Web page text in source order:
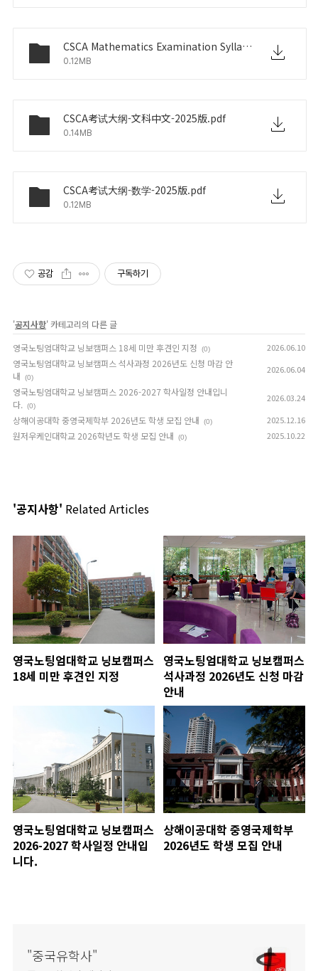
CSCA Mathematics Examination Syllabus-2025.pdf
0.12MB
CSCA考试大纲-文科中文-2025版.pdf
0.14MB
CSCA考试大纲-数学-2025版.pdf
0.12MB
공감 구독하기
'공지사항' 카테고리의 다른 글
영국노팅엄대학교 닝보캠퍼스 18세 미만 후견인 지정
(0) 2026.06.10
영국노팅엄대학교 닝보캠퍼스 석사과정 2026년도 신청 마감 안
내
(0)
2026.06.04
영국노팅엄대학교 닝보캠퍼스 2026-2027 학사일정 안내입니
다.
(0)
2026.03.24
상해이공대학 중영국제학부 2026년도 학생 모집 안내 (0) 2025.12.16
원저우케인대학교 2026학년도 학생 모집 안내 (0) 2025.10.22
'공지사항' Related Articles
영국노팅엄대학교 닝보캠퍼스
18세 미만 후견인 지정
영국노팅엄대학교 닝보캠퍼스
석사과정 2026년도 신청 마감
안내
영국노팅엄대학교 닝보캠퍼스
2026-2027 학사일정 안내입
니다.
상해이공대학 중영국제학부
2026년도 학생 모집 안내
"중국유학사"